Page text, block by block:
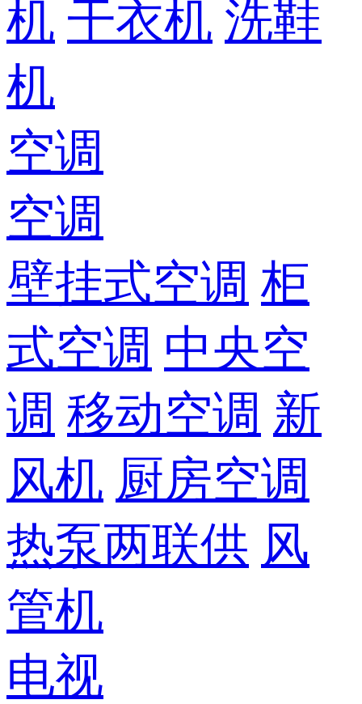
机 干衣机 洗鞋
机
空调
空调
壁挂式空调 柜
式空调 中央空
调 移动空调 新
风机 厨房空调
热泵两联供 风
管机
电视